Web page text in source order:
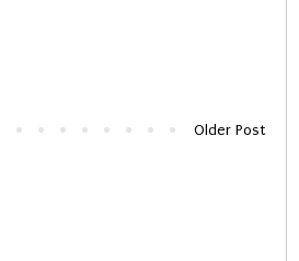
Older Post